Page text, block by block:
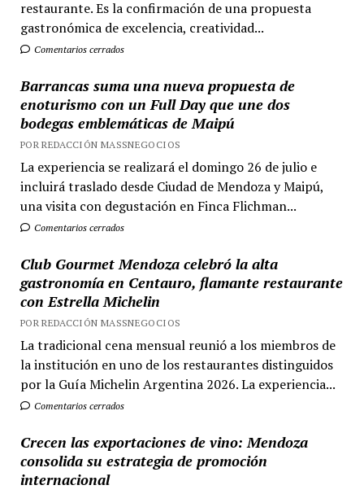
restaurante. Es la confirmación de una propuesta
gastronómica de excelencia, creatividad...
Comentarios cerrados
Barrancas suma una nueva propuesta de
enoturismo con un Full Day que une dos
bodegas emblemáticas de Maipú
POR REDACCIÓN MASSNEGOCIOS
La experiencia se realizará el domingo 26 de julio e
incluirá traslado desde Ciudad de Mendoza y Maipú,
una visita con degustación en Finca Flichman...
Comentarios cerrados
Club Gourmet Mendoza celebró la alta
gastronomía en Centauro, flamante restaurante
con Estrella Michelin
POR REDACCIÓN MASSNEGOCIOS
La tradicional cena mensual reunió a los miembros de
la institución en uno de los restaurantes distinguidos
por la Guía Michelin Argentina 2026. La experiencia...
Comentarios cerrados
Crecen las exportaciones de vino: Mendoza
consolida su estrategia de promoción
internacional